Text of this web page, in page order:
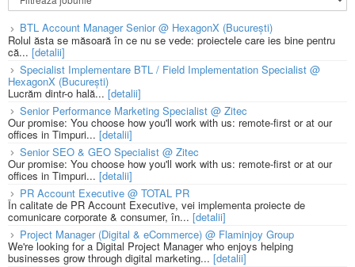
BTL Account Manager Senior @ HexagonX (București)
Rolul ăsta se măsoară în ce nu se vede: proiectele care ies bine pentru
că... [detalii]
Specialist Implementare BTL / Field Implementation Specialist @
HexagonX (București)
Lucrăm dintr-o hală...[detalii]
Senior Performance Marketing Specialist @ Zitec
Our promise: You choose how you'll work with us: remote-first or at our
offices in Timpuri... [detalii]
Senior SEO & GEO Specialist @ Zitec
Our promise: You choose how you'll work with us: remote-first or at our
offices in Timpuri... [detalii]
PR Account Executive @ TOTAL PR
În calitate de PR Account Executive, vei implementa proiecte de
comunicare corporate & consumer, în... [detalii]
Project Manager (Digital & eCommerce) @ Flaminjoy Group
We're looking for a Digital Project Manager who enjoys helping
businesses grow through digital marketing... [detalii]